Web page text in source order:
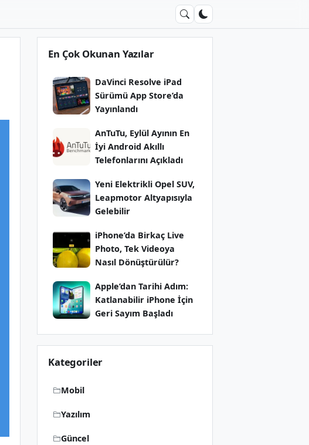
En Çok Okunan Yazılar
DaVinci Resolve iPad
Sürümü App Store’da
Yayınlandı
AnTuTu, Eylül Ayının En
İyi Android Akıllı
Telefonlarını Açıkladı
Yeni Elektrikli Opel SUV,
Leapmotor Altyapısıyla
Gelebilir
iPhone’da Birkaç Live
Photo, Tek Videoya
Nasıl Dönüştürülür?
Apple’dan Tarihi Adım:
Katlanabilir iPhone İçin
Geri Sayım Başladı
Kategoriler
Mobil
Yazılım
Güncel